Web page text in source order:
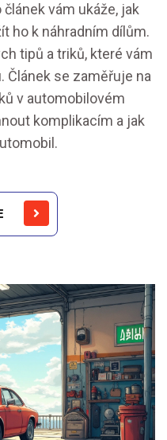
vám ukáže, jak
ho k náhradním dílům.
tipů a triků, které vám
Článek se zaměřuje na
v automobilovém
komplikacím a jak